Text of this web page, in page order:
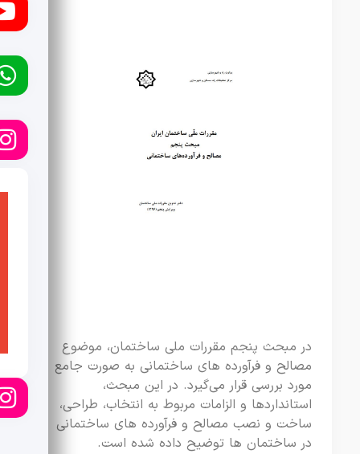
در مبحث پنجم مقررات ملی ساختمان، موضوع
مصالح و فرآورده های ساختمانی به صورت جامع
مورد بررسی قرار می‌گیرد. در این مبحث،
استانداردها و الزامات مربوط به انتخاب، طراحی،
ساخت و نصب مصالح و فرآورده های ساختمانی
در ساختمان ها توضیح داده شده است.